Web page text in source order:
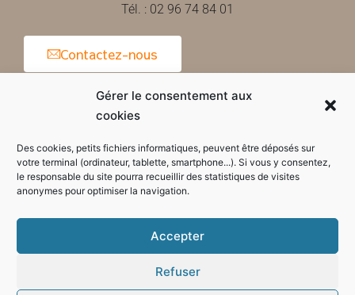
Gérer le consentement aux
cookies
Des cookies, petits fichiers informatiques, peuvent être déposés sur
votre terminal (ordinateur, tablette, smartphone...). Si vous y consentez,
le responsable du site pourra recueillir des statistiques de visites
anonymes pour optimiser la navigation.
Accepter
Refuser
Tél. : 02 96 74 84 01
Contactez-nous
Horaires d'ouverture de la mairie